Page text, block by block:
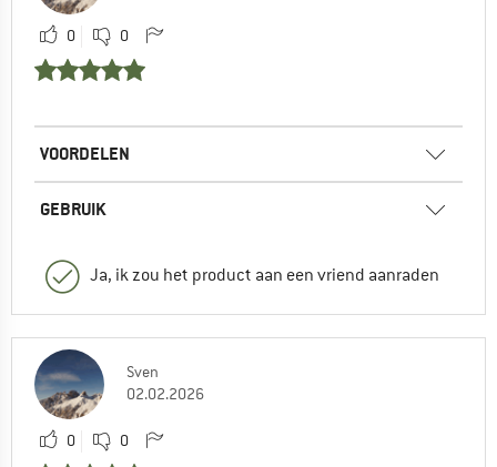
0 0
VOORDELEN
GEBRUIK
Ja, ik zou het product aan een vriend aanraden
Sven
02.02.2026
0 0